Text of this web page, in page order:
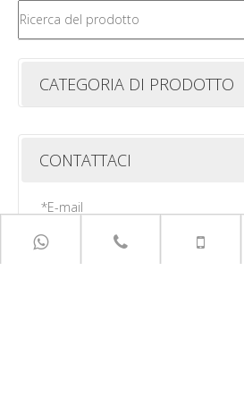
CATEGORIA DI PRODOTTO
CONTATTACI